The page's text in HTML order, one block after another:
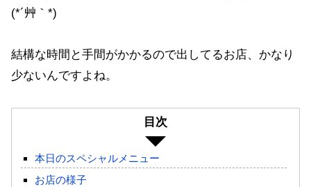
(*´艸｀*)
結構な時間と手間がかかるので出してるお店、かなり
少ないんですよね。
目次
本日のスペシャルメニュー
お店の様子